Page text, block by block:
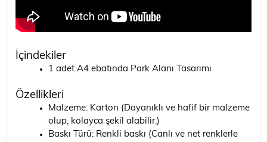
İçindekiler
1 adet A4 ebatında Park Alanı Tasarımı
Özellikleri
Malzeme: Karton (Dayanıklı ve hafif bir malzeme
olup, kolayca şekil alabilir.)
Baskı Türü: Renkli baskı (Canlı ve net renklerle